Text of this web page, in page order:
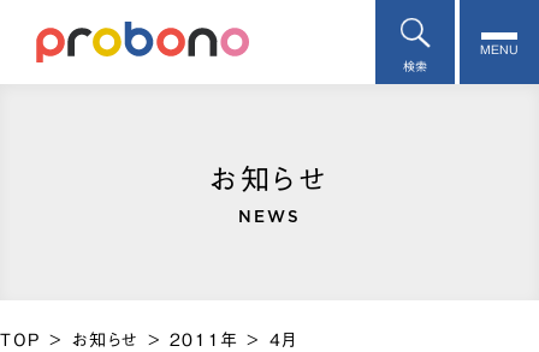
検索
MENU
お知らせ
NEWS
TOP > お知らせ > 2011年 > 4月